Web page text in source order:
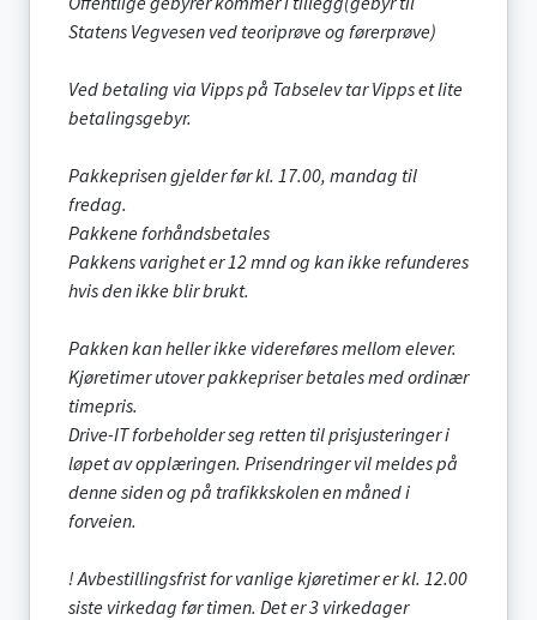
Statens Vegvesen ved teoriprøve og førerprøve)
Ved betaling via Vipps på Tabselev tar Vipps et lite
betalingsgebyr.
Pakkeprisen gjelder før kl. 17.00, mandag til
fredag.
Pakkene forhåndsbetales
Pakkens varighet er 12 mnd og kan ikke refunderes
hvis den ikke blir brukt.
Pakken kan heller ikke videreføres mellom elever.
Kjøretimer utover pakkepriser betales med ordinær
timepris.
Drive-IT forbeholder seg retten til prisjusteringer i
løpet av opplæringen. Prisendringer vil meldes på
denne siden og på trafikkskolen en måned i
forveien.
! Avbestillingsfrist for vanlige kjøretimer er kl. 12.00
siste virkedag før timen. Det er 3 virkedager